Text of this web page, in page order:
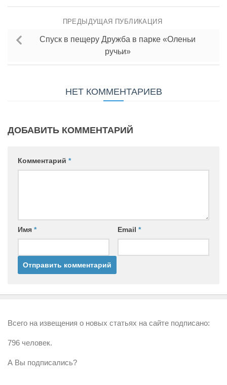
ПРЕДЫДУЩАЯ ПУБЛИКАЦИЯ
Спуск в пещеру Дружба в парке «Оленьи
ручьи»
НЕТ КОММЕНТАРИЕВ
ДОБАВИТЬ КОММЕНТАРИЙ
Комментарий *
Имя * Email *
Всего на извещения о новых статьях на сайте подписано:
796 человек.
А Вы подписались?